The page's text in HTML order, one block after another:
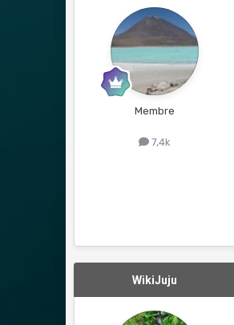
Membre
7,4k
WikiJuju